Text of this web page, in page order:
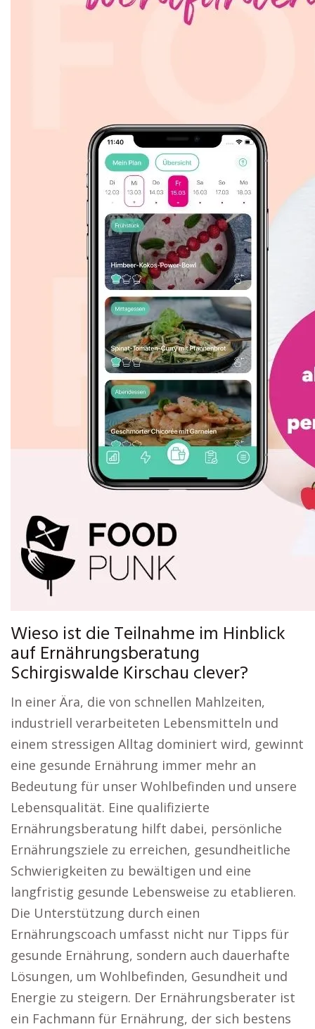
Wieso ist die Teilnahme im Hinblick
auf Ernährungsberatung
Schirgiswalde Kirschau clever?
In einer Ära, die von schnellen Mahlzeiten,
industriell verarbeiteten Lebensmitteln und
einem stressigen Alltag dominiert wird, gewinnt
eine gesunde Ernährung immer mehr an
Bedeutung für unser Wohlbefinden und unsere
Lebensqualität. Eine qualifizierte
Ernährungsberatung hilft dabei, persönliche
Ernährungsziele zu erreichen, gesundheitliche
Schwierigkeiten zu bewältigen und eine
langfristig gesunde Lebensweise zu etablieren.
Die Unterstützung durch einen
Ernährungscoach umfasst nicht nur Tipps für
gesunde Ernährung, sondern auch dauerhafte
Lösungen, um Wohlbefinden, Gesundheit und
Energie zu steigern. Der Ernährungsberater ist
ein Fachmann für Ernährung, der sich bestens